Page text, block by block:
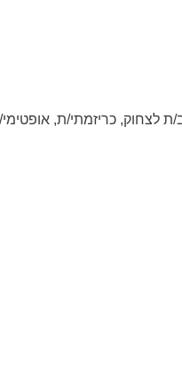
לצחוק, כריזמתי/ת,